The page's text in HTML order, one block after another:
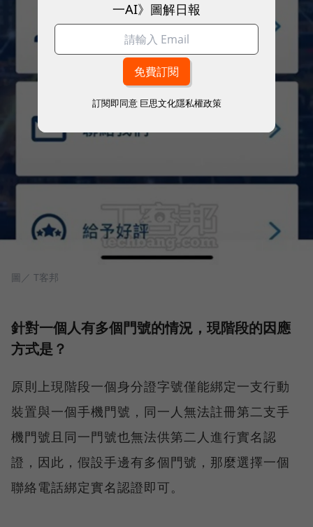
圖／ T客邦
針對一個人有多個門號的情況，現階段的因應
方式是？
原則上現階段一個身分證字號僅能綁定一支行動
裝置與一個手機門號，同一人無法註冊第二支手
機門號且同一門號也無法供第二人進行實名認
證，因此，假設手邊有多個門號，那麼選擇一個
聯絡電話綁定實名認證即可。
一AI》圖解日報
訂閱即同意 巨思文化隱私權政策